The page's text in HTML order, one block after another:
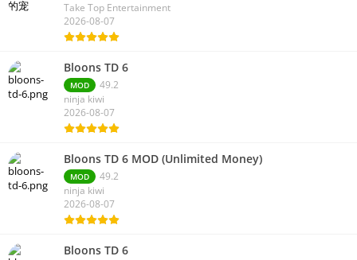
Take Top Entertainment
2026-08-07
Bloons TD 6
MOD
49.2
ninja kiwi
2026-08-07
Bloons TD 6 MOD (Unlimited Money)
MOD
49.2
ninja kiwi
2026-08-07
Bloons TD 6